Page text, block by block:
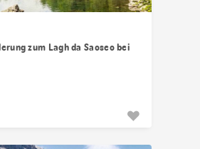
zum Lagh da Saoseo bei